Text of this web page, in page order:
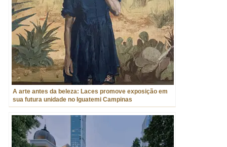
A arte antes da beleza: Laces promove exposição em
sua futura unidade no Iguatemi Campinas